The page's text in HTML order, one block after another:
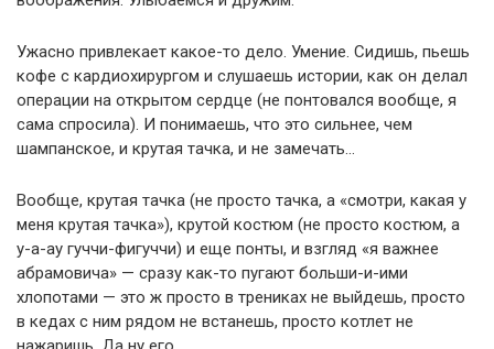
Ужасно привлекает какое-то дело. Умение. Сидишь, пьешь
кофе с кардиохирургом и слушаешь истории, как он делал
операции на открытом сердце (не понтовался вообще, я
сама спросила). И понимаешь, что это сильнее, чем
шампанское, и крутая тачка, и не замечать…
Вообще, крутая тачка (не просто тачка, а «смотри, какая у
меня крутая тачка»), крутой костюм (не просто костюм, а
у-а-ау гуччи-фигуччи) и еще понты, и взгляд «я важнее
абрамовича» — сразу как-то пугают больши-и-ими
хлопотами — это ж просто в трениках не выйдешь, просто
в кедах с ним рядом не встанешь, просто котлет не